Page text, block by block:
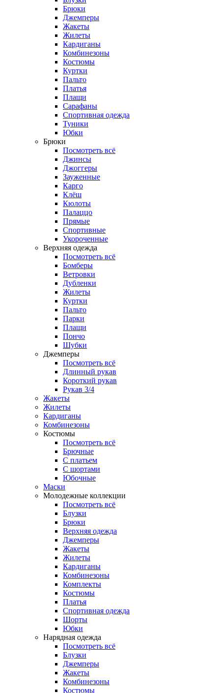
Брюки
Джемперы
Жакеты
Жилеты
Кардиганы
Комбинезоны
Костюмы
Куртки
Пальто
Платья
Плащи
Сарафаны
Спортивная одежда
Туники
Юбки
Брюки
Посмотреть всё
Джинсы
Джоггеры
Зауженные
Карго
Клёш
Кюлоты
Палаццо
Прямые
Спортивные
Укороченные
Верхняя одежда
Посмотреть всё
Бомберы
Ветровки
Дубленки
Жилеты
Куртки
Пальто
Парки
Плащи
Пончо
Шубки
Джемперы
Посмотреть всё
Длинный рукав
Короткий рукав
Рукав 3/4
Жакеты
Жилеты
Кардиганы
Комбинезоны
Костюмы
Посмотреть всё
Брючные
С платьем
С шортами
Юбочные
Маски
Молодежные коллекции
Посмотреть всё
Блузки
Брюки
Верхняя одежда
Джемперы
Жакеты
Жилеты
Кардиганы
Комбинезоны
Комплекты
Костюмы
Платья
Спортивная одежда
Шорты
Юбки
Нарядная одежда
Посмотреть всё
Блузки
Джемперы
Жакеты
Комбинезоны
Костюмы